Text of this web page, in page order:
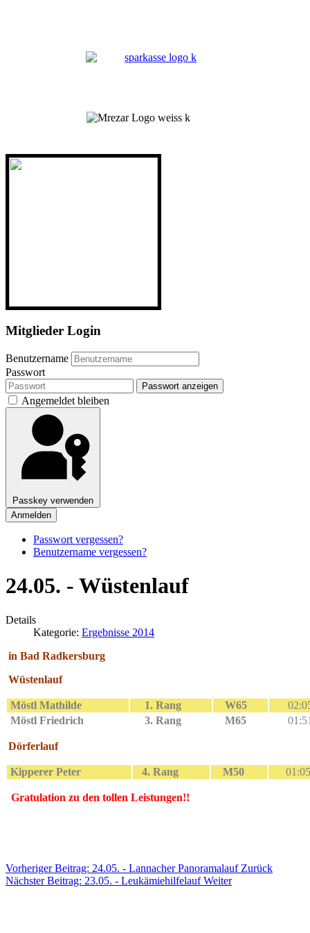
Mitglieder Login
Benutzername
Passwort
Passwort anzeigen
Angemeldet bleiben
Passkey verwenden
Anmelden
Passwort vergessen?
Benutzername vergessen?
24.05. - Wüstenlauf
Details
Kategorie: Ergebnisse 2014
in Bad Radkersburg
Wüstenlauf
Möstl Mathilde 1. Rang W65
Möstl Friedrich
3. Rang M65
Dörferlauf
Kipperer Peter 4. Rang M50
Gratulation zu den tollen Leistungen!!
Vorheriger Beitrag: 24.05. - Lannacher Panoramalauf Zurück
Nächster Beitrag: 23.05. - LeukämiehilfelaufWeiter